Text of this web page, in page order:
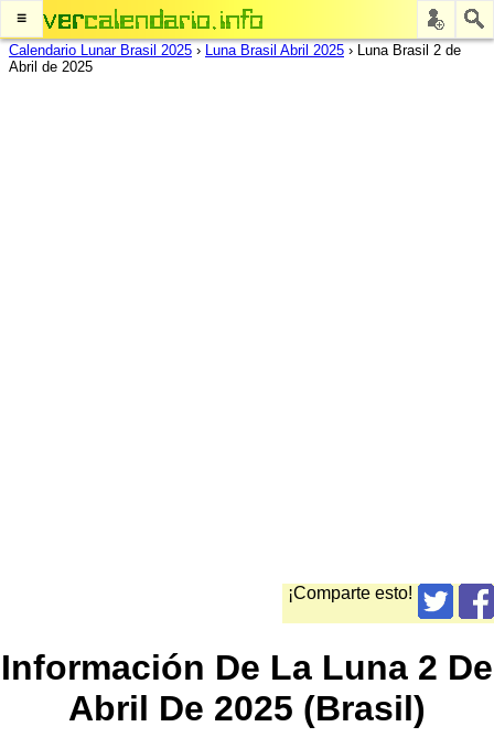
≡
Calendario Lunar Brasil 2025 › Luna Brasil Abril 2025 › Luna Brasil 2 de
Abril de 2025
¡Comparte esto!
Información De La Luna 2 De
Abril De 2025 (Brasil)